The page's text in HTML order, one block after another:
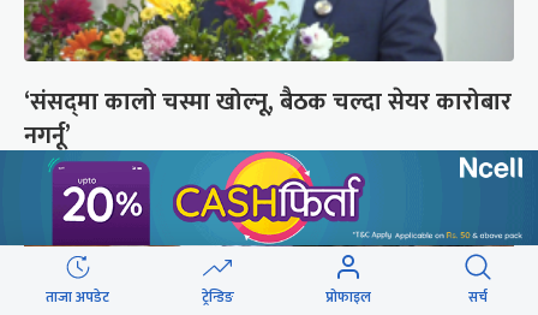
‘संसद्‍मा कालो चस्मा खोल्नू, बैठक चल्दा सेयर कारोबार
नगर्नू’
ताजा अपडेट ट्रेन्डिङ प्रोफाइल सर्च